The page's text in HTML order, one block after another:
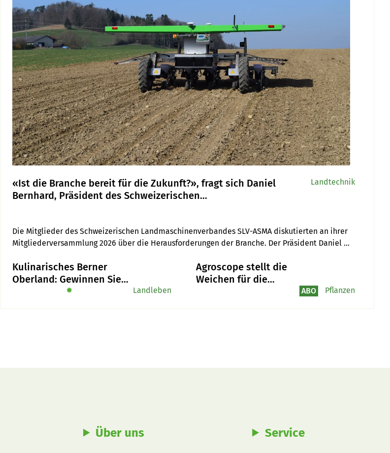
«Ist die Branche bereit für die Zukunft?», fragt sich Daniel
Bernhard, Präsident des Schweizerischen
Die Mitglieder des Schweizerischen Landmaschinenverbandes SLV-ASMA diskutierten an ihrer
Mitgliederversammlung 2026 über die Herausforderungen der Branche. Der Präsident Daniel
EFZ.
Landtechnik
Kulinarisches Berner
Oberland: Gewinnen Sie
das Buch «Alpe-Chuchi»
✹ Landleben
Agroscope stellt die
Weichen für die
ABO Pflanzen
Über uns Service